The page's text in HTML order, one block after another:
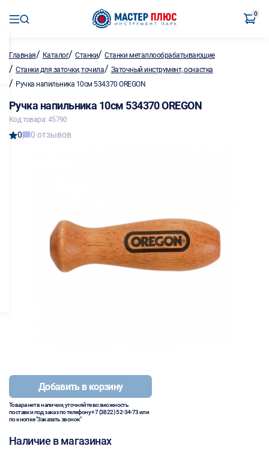
0
Главная/ Каталог/Станки/Станки металлообрабатывающие
/ Станки для заточки, точила/ Заточный инструмент, оснастка
/ Ручка напильника 10см 534370 OREGON
Ручка напильника 10см 534370 OREGON
Код товара: 45790
0 0 отзывов
Добавить в корзину
Товара нет в наличии, уточняйте возможность
поставки под заказ по телефону+7 (3822) 52-34-73или
по кнопке "Заказать звонок"
Наличие в магазинах